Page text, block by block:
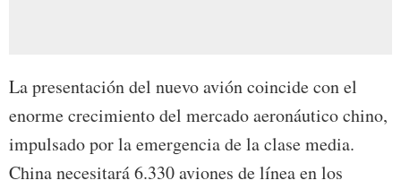
La presentación del nuevo avión coincide con el
enorme crecimiento del mercado aeronáutico chino,
impulsado por la emergencia de la clase media.
China necesitará 6.330 aviones de línea en los